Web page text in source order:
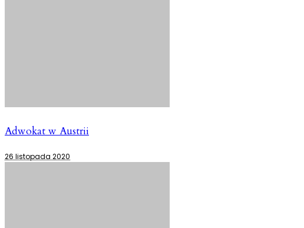
Adwokat w Austrii
26 listopada 2020